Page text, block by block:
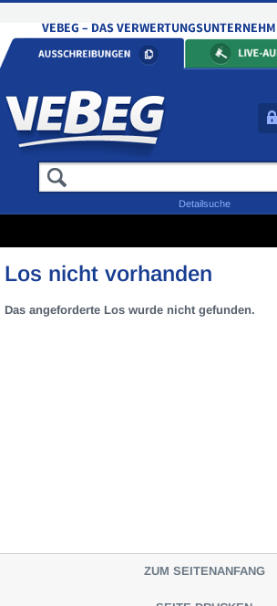
Detailsuche
Los nicht vorhanden
Das angeforderte Los wurde nicht gefunden.
ZUM SEITENANFANG